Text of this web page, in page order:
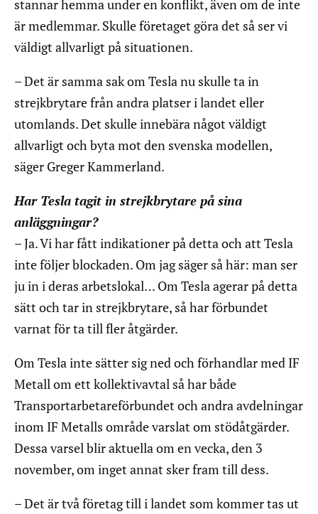
stannar hemma under en konflikt, även om de inte
är medlemmar. Skulle företaget göra det så ser vi
väldigt allvarligt på situationen.
– Det är samma sak om Tesla nu skulle ta in
strejkbrytare från andra platser i landet eller
utomlands. Det skulle innebära något väldigt
allvarligt och byta mot den svenska modellen,
säger Greger Kammerland.
Har Tesla tagit in strejkbrytare på sina
anläggningar?
– Ja. Vi har fått indikationer på detta och att Tesla
inte följer blockaden. Om jag säger så här: man ser
ju in i deras arbetslokal… Om Tesla agerar på detta
sätt och tar in strejkbrytare, så har förbundet
varnat för ta till fler åtgärder.
Om Tesla inte sätter sig ned och förhandlar med IF
Metall om ett kollektivavtal så har både
Transportarbetareförbundet och andra avdelningar
inom IF Metalls område varslat om stödåtgärder.
Dessa varsel blir aktuella om en vecka, den 3
november, om inget annat sker fram till dess.
– Det är två företag till i landet som kommer tas ut